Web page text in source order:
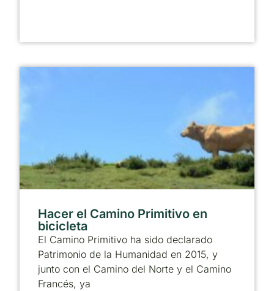
Hacer el Camino Primitivo en
bicicleta
El Camino Primitivo ha sido declarado
Patrimonio de la Humanidad en 2015, y
junto con el Camino del Norte y el Camino
Francés, ya